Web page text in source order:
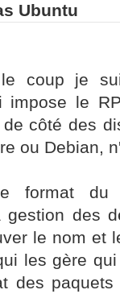
Ubuntu
coup je
impose le
côté des
ou Debian,
format du
gestion des
le nom et
les gère
des